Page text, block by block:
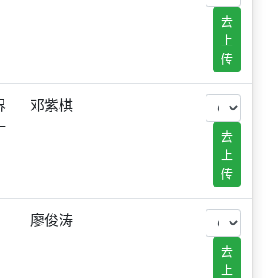
去
上
传
邓紫棋
去
上
传
廖俊涛
去
上